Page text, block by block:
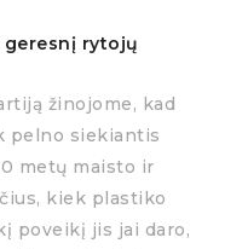
geresnį rytojų
žinojome, kad
pelno siekiantis
metų maisto ir
kiek plastiko
poveikį jis jai daro,